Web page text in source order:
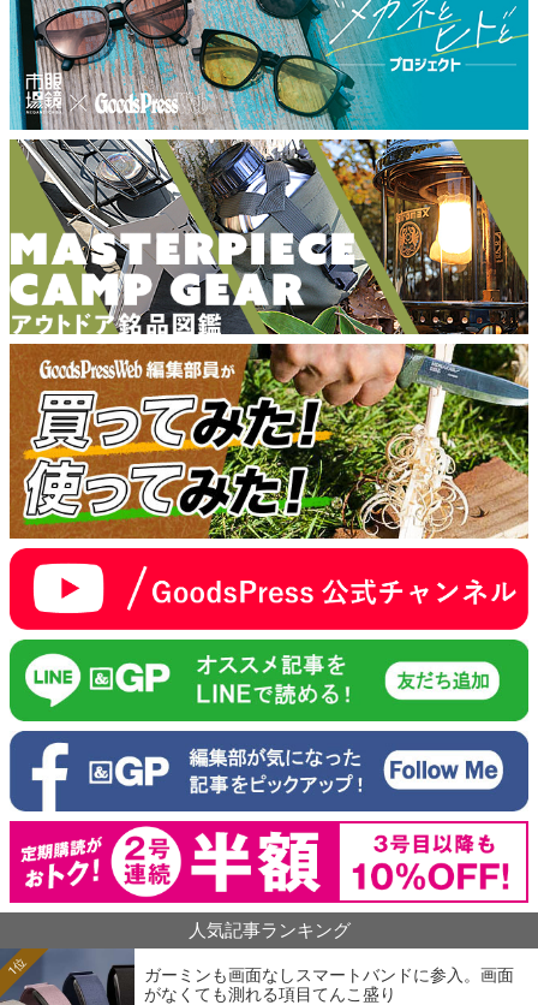
人気記事ランキング
ガーミンも画面なしスマートバンドに参入。画面
がなくても測れる項目てんこ盛り
1位